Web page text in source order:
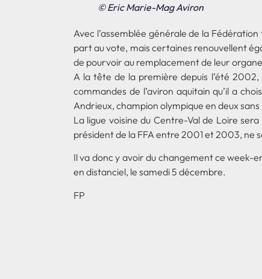
© Eric Marie-Mag Aviron
Avec l’assemblée générale de la
part au vote, mais certaines renouvellent
de pourvoir au remplacement de leur
A la tête de la première depuis l’été
commandes de l’aviron aquitain qu’il a
Andrieux, champion olympique en deux
La ligue voisine du Centre-Val de Loire
président de la FFA entre 2001 et 2003, ne
Il va donc y avoir du changement ce week-
en distanciel, le samedi 5 décembre.
FP